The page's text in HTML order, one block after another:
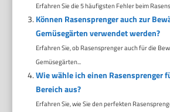
Erfahren Sie die 5 häufigsten Fehler beim
Können Rasensprenger auch zur
Gemüsegärten verwendet werden?
Erfahren Sie, ob Rasensprenger auch für die
Gemüsegärten...
Wie wähle ich einen Rasensprenger
Bereich aus?
Erfahren Sie, wie Sie den perfekten